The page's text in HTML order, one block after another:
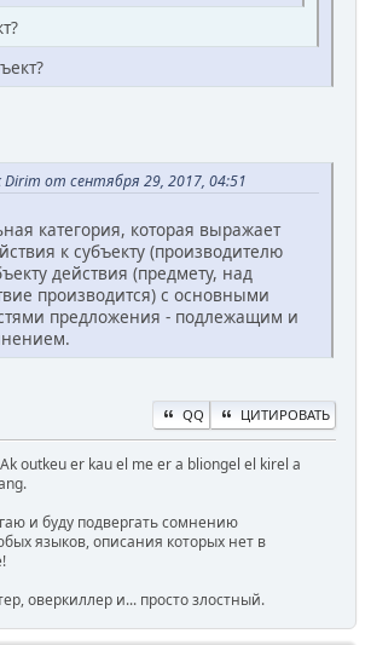
от сентября 29, 2017, 04:51
категория, которая выражает
к субъекту (производителю
действия (предмету, над
производится) с основными
предложения - подлежащим и
QQ ЦИТИРОВАТЬ
outkeu er kau el me er a bliongel el kirel a
и буду подвергать сомнению
языков, описания которых нет в
оверкиллер и... просто злостный.